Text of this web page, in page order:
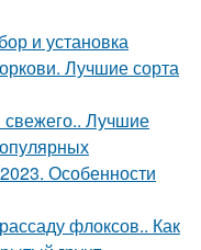
и установка
Лучшие сорта
свежего.. Лучшие
Особенности
флоксов.. Как